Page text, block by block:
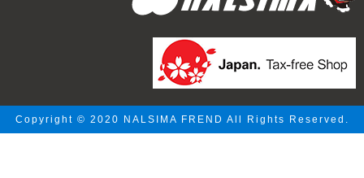
Copyright © 2020 NALSIMA FREND All Rights Reserved.